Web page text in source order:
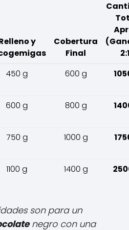
y
Cobertura
Final
450 g 600 g
600 g 800 g
750 g 1000 g
1100 g 1400 g
son para un
negro con una